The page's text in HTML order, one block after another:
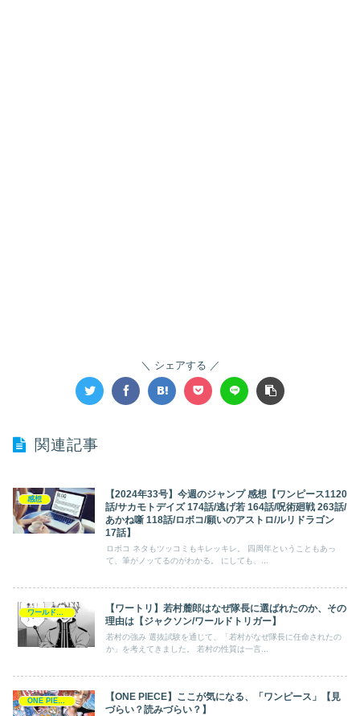
シェアする
関連記事
感想
【2024年33号】今週のジャンプ 感想【ワンピース1120
話/サカモトデイズ 174話/逃げ若 164話/呪術廻戦 263話/
あかね噺 118話/ロボコ/願いのアストロ/ルリドラゴン
17話】
ロボコ ネタもツッコミもキレッキレ。 四周年ということもあっ
て、筆がノッてるのがわかる。 にしても、...
ワールドトリガー
【ワートリ】若村麓郎はなぜ隊長に選ばれたのか、その
理由は【ジャクソン/ワールドトリガー】
若村の強み 選抜試験を通じて、「若村がなぜ隊長に任命されたの
か」を考えてきました。 若村の性質は一言...
ONE PIECE
【ONE PIECE】ここが気になる、「ワンピース」【見
づらい？読みづらい？】